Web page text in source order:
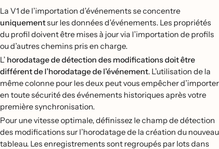
La V1 de l’importation d’événements se concentre
uniquementsur les données d’événements. Les propriétés
du profil doivent être mises à jour via l’importation de profils
ou d’autres chemins pris en charge.
L’ horodatage de détection des modifications doit être
différent de l’horodatage de l’événement. L’utilisation de la
même colonne pour les deux peut vous empêcher d’importer
en toute sécurité des événements historiques après votre
première synchronisation.
Pour une vitesse optimale, définissez le champ de détection
des modifications sur l’horodatage de la création du nouveau
tableau. Les enregistrements sont regroupés par lots dans